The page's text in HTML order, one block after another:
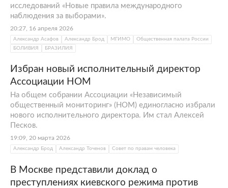
исследований «Новые правила международного
наблюдения за выборами».
20:27, 16 апреля 2026
Александр Асафов Александр Брод МГИМО
Общественная палата России
БОЛИВИЯ
БРАЗИЛИЯ
Избран новый исполнительный директор
Ассоциации НОМ
На общем собрании Ассоциации «Независимый
общественный мониторинг» (НОМ) единогласно избрали
нового исполнительного директора. Им стал Алексей
Песков.
19:09, 20 марта 2026
Александр Брод Александр Точенов Совет по правам человека
В Москве представили доклад о
преступлениях киевского режима против